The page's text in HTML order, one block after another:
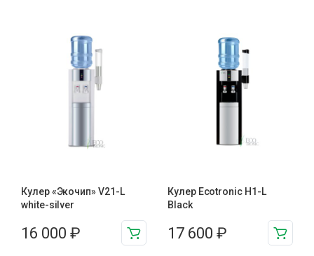
Кулер «Экочип» V21-L
white-silver
16 000 ₽
Кулер Ecotronic H1-L
Black
17 600 ₽